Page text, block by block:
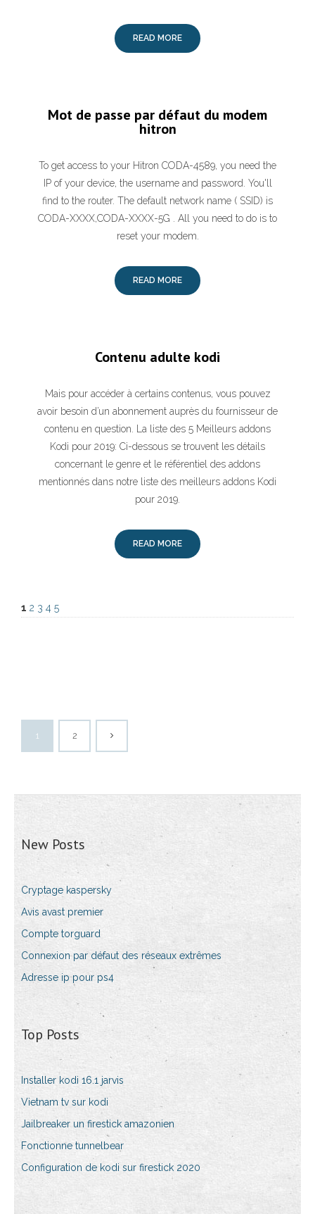
READ MORE
Mot de passe par défaut du modem
hitron
To get access to your Hitron CODA-4589, you need the
IP of your device, the username and password. You'll
find to the router. The default network name ( SSID) is
CODA-XXXX,CODA-XXXX-5G . All you need to do is to
reset your modem.
READ MORE
Contenu adulte kodi
Mais pour accéder à certains contenus, vous pouvez
avoir besoin d’un abonnement auprès du fournisseur de
contenu en question. La liste des 5 Meilleurs addons
Kodi pour 2019: Ci-dessous se trouvent les détails
concernant le genre et le référentiel des addons
mentionnés dans notre liste des meilleurs addons Kodi
pour 2019.
READ MORE
1 2 3 4 5
1 2
New Posts
Cryptage kaspersky
Avis avast premier
Compte torguard
Connexion par défaut des réseaux extrêmes
Adresse ip pour ps4
Top Posts
Installer kodi 16.1 jarvis
Vietnam tv sur kodi
Jailbreaker un firestick amazonien
Fonctionne tunnelbear
Configuration de kodi sur firestick 2020